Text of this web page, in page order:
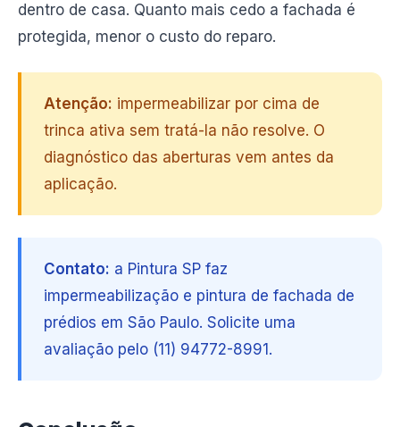
dentro de casa. Quanto mais cedo a fachada é
protegida, menor o custo do reparo.
Atenção: impermeabilizar por cima de
trinca ativa sem tratá-la não resolve. O
diagnóstico das aberturas vem antes da
aplicação.
Contato: a Pintura SP faz
impermeabilização e pintura de fachada de
prédios em São Paulo. Solicite uma
avaliação pelo (11) 94772-8991.